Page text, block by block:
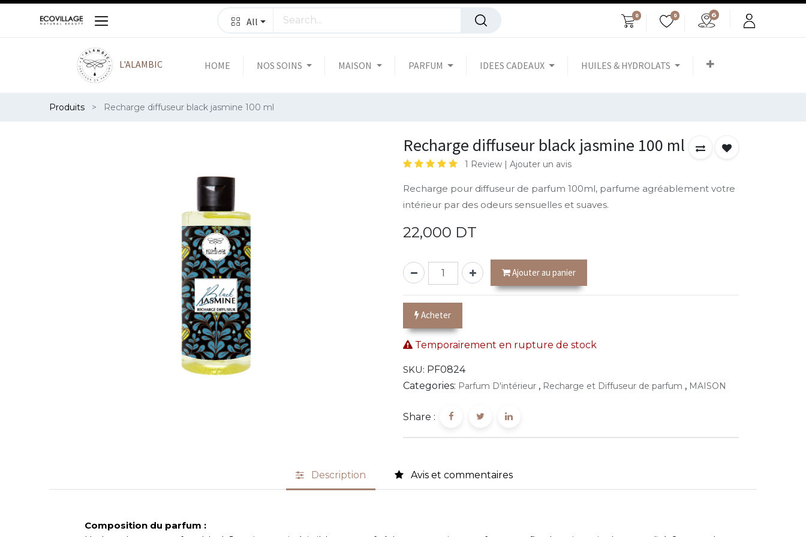
All
0 0
L'ALAMBIC HOME NOS SOINS MAISON PARFUM IDEES CADEAUX HUILES & HYDROLATS
Produits Recharge diffuseur black jasmine 100 ml
Recharge diffuseur black jasmine 100 ml
1 Review | Ajouter un avis
Recharge pour diffuseur de parfum 100ml, parfume agréablement votre
intérieur par des odeurs sensuelles et suaves.
22,000 DT
Ajouter au panier
Acheter
Temporairement en rupture de stock
SKU: PF0824
Categories: Parfum D'intérieur , Recharge et Diffuseur de parfum , MAISON
Share :
Description Avis et commentaires
Composition du parfum :